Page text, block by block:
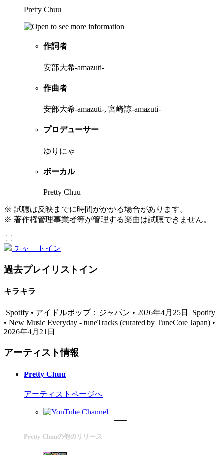
Pretty Chuu
作詞者
安部大希-amazuti-
作曲者
安部大希-amazuti-, 宮崎諒-amazuti-
プロデューサー
ゆりにゃ
ボーカル
Pretty Chuu
※ 試聴は反映までに時間がかかる場合があります。
※ 著作権管理事業者等が管理する楽曲は試聴できません。
チャートイン
過去プレイリストイン
キラキラ
Spotify • アイドルポップ：ジャパン • 2026年4月25日
Spotify
• New Music Everyday - tuneTracks (curated by TuneCore Japan) •
2026年4月21日
アーティスト情報
Pretty Chuu
アーティストページへ
Pretty Chuuの他のリリース